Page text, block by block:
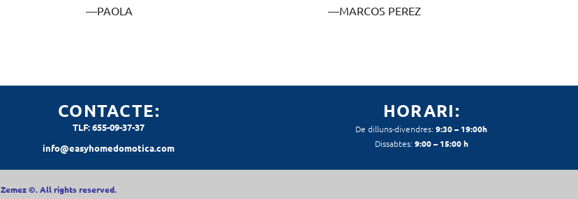
—PAOLA
—MARCOS PEREZ
CONTACTE:
TLF: 655-09-37-37
info@easyhomedomotica.com
HORARI:
De dilluns-divendres:9:30 – 19:00h
Dissabtes: 9:00 – 15:00 h
Zemez©. All rights reserved.